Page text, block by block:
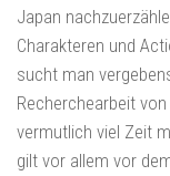
Japan
Charakteren und
sucht man
Recherchearbeit
vermutlich viel Zeit
gilt vor allem vor